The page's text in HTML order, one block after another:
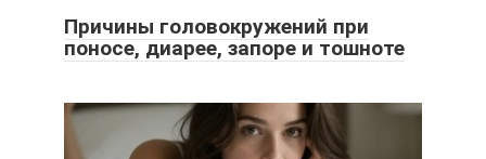
Причины головокружений при
поносе, диарее, запоре и тошноте